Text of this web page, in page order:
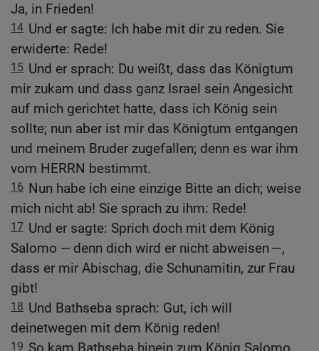
Ja, in Frieden!
14 Und er sagte: Ich habe mit dir zu reden. Sie
erwiderte: Rede!
15 Und er sprach: Du weißt, dass das Königtum
mir zukam und dass ganz Israel sein Angesicht
auf mich gerichtet hatte, dass ich König sein
sollte; nun aber ist mir das Königtum entgangen
und meinem Bruder zugefallen; denn es war ihm
vom HERRN bestimmt.
16 Nun habe ich eine einzige Bitte an dich; weise
mich nicht ab! Sie sprach zu ihm: Rede!
17 Und er sagte: Sprich doch mit dem König
Salomo — denn dich wird er nicht abweisen —,
dass er mir Abischag, die Schunamitin, zur Frau
gibt!
18 Und Bathseba sprach: Gut, ich will
deinetwegen mit dem König reden!
19